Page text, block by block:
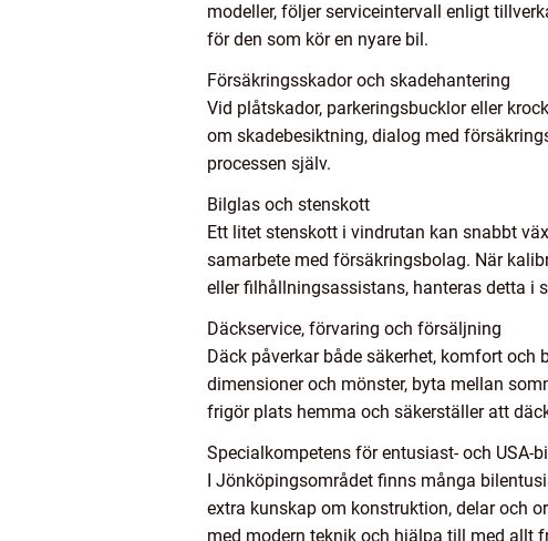
modeller, följer serviceintervall enligt
för den som kör en nyare bil.
Försäkringsskador och skadehantering
Vid plåtskador, parkeringsbucklor eller
om skadebesiktning, dialog med
processen själv.
Bilglas och stenskott
Ett litet stenskott i vindrutan kan snabbt
samarbete med försäkringsbolag. När
eller filhållningsassistans, hanteras detta i
Däckservice, förvaring och försäljning
Däck påverkar både säkerhet, komfort
dimensioner och mönster, byta mellan
frigör plats hemma och säkerställer att
Specialkompetens för entusiast- och USA-
I Jönköpingsområdet finns många
extra kunskap om konstruktion, delar och
med modern teknik och hjälpa till med allt